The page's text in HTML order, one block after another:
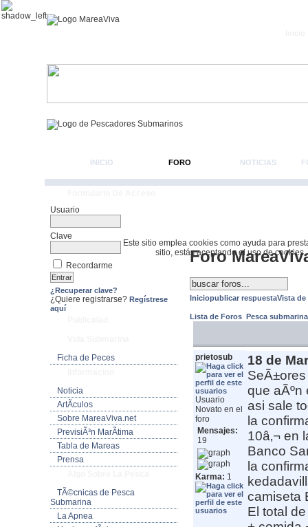
Este sitio emplea cookies como ayuda para
sitio, estás aceptando el uso de cookies.
INICIO FORO NOTICIAS
Usuario
Clave
Recordarme
¿Recuperar clave?
¿Quiere registrarse? Regístrese
aquí
Ficha de Peces
Noticia
ArtÃ­culos
Sobre MareaViva.net
PrevisiÃ³n MarÃ­tima
Tabla de Mareas
Prensa
TÃ©cnicas de Pesca
Submarina
La Apnea
Foro
Iniciopublicar respuestaVista de
Lista de Foros Pesca
prietosub
Usuario
Novato en el
foro
Mensajes:
19
Karma: 1
18 de
que aÃºn
asi sale
la
10â‚¬ en
Banco
la
camiseta
El total